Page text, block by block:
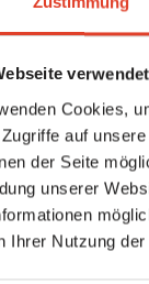
Cookies,
auf
der Seite
unserer
Ihrer Nutzung
Hausordnung